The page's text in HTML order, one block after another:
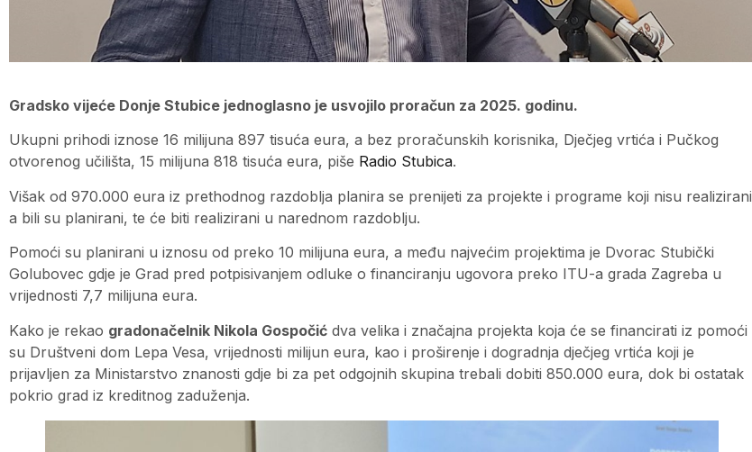
Gradsko vijeće Donje Stubice jednoglasno je usvojilo proračun za 2025. godinu.
Ukupni prihodi iznose 16 milijuna 897 tisuća eura, a bez proračunskih korisnika, Dječjeg vrtića i Pučkog
otvorenog učilišta, 15 milijuna 818 tisuća eura, piše Radio Stubica.
Višak od 970.000 eura iz prethodnog razdoblja planira se prenijeti za projekte i programe koji nisu realizirani
a bili su planirani, te će biti realizirani u narednom razdoblju.
Pomoći su planirani u iznosu od preko 10 milijuna eura, a među najvećim projektima je Dvorac Stubički
Golubovec gdje je Grad pred potpisivanjem odluke o financiranju ugovora preko ITU-a grada Zagreba u
vrijednosti 7,7 milijuna eura.
Kako je rekao gradonačelnik Nikola Gospočić dva velika i značajna projekta koja će se financirati iz pomoći
su Društveni dom Lepa Vesa, vrijednosti milijun eura, kao i proširenje i dogradnja dječjeg vrtića koji je
prijavljen za Ministarstvo znanosti gdje bi za pet odgojnih skupina trebali dobiti 850.000 eura, dok bi ostatak
pokrio grad iz kreditnog zaduženja.